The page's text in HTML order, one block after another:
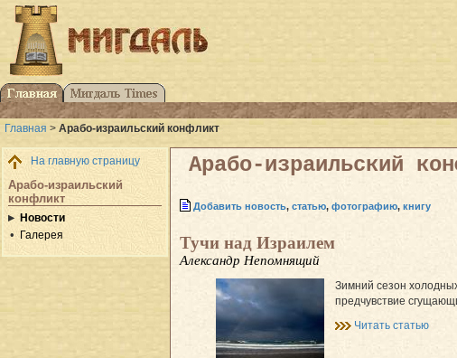
Главная > Арабо-израильский конфликт
На главную страницу
Арабо-израильский
конфликт
Новости
Галерея
Арабо-израильский
Добавить новость, статью, фотографию, книгу
Тучи над Израилем
Александр Непомнящий
Зимний сезон
предчувствие
Читать статью